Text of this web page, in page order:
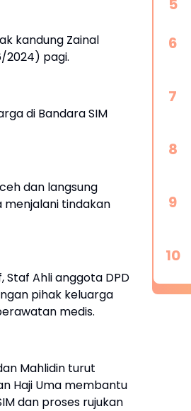
kandung Zainal
2024) pagi.
di Bandara SIM
dan langsung
menjalani tindakan
Staf Ahli anggota DPD
pihak keluarga
medis.
Mahlidin turut
Haji Uma membantu
dan proses rujukan